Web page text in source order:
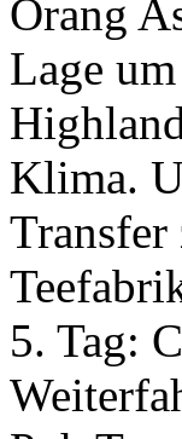
Orang
Lage
Klima.
5. Tag: